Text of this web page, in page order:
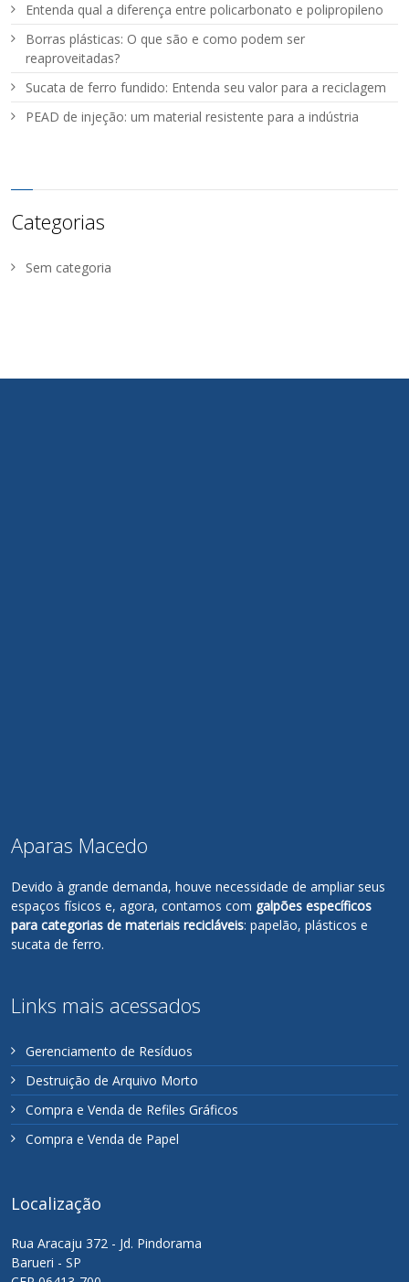
Entenda qual a diferença entre policarbonato e polipropileno
Borras plásticas: O que são e como podem ser
reaproveitadas?
Sucata de ferro fundido: Entenda seu valor para a reciclagem
PEAD de injeção: um material resistente para a indústria
Categorias
Sem categoria
Aparas Macedo
Devido à grande demanda, houve necessidade de ampliar seus
espaços físicos e, agora, contamos com galpões específicos
para categorias de materiais recicláveis: papelão, plásticos e
sucata de ferro.
Links mais acessados
Gerenciamento de Resíduos
Destruição de Arquivo Morto
Compra e Venda de Refiles Gráficos
Compra e Venda de Papel
Localização
Rua Aracaju 372 - Jd. Pindorama
Barueri - SP